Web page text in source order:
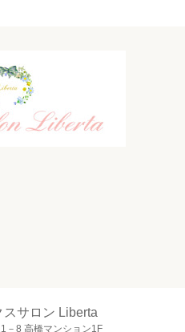
スサロン Liberta
－8 高橋マンション1F